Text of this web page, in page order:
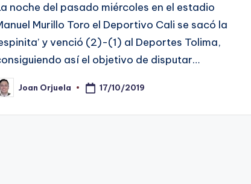
noche del pasado miércoles en el estadio
Murillo Toro el Deportivo Cali se sacó la
y venció (2)-(1) al Deportes Tolima,
así el objetivo de disputar…
Joan Orjuela 17/10/2019